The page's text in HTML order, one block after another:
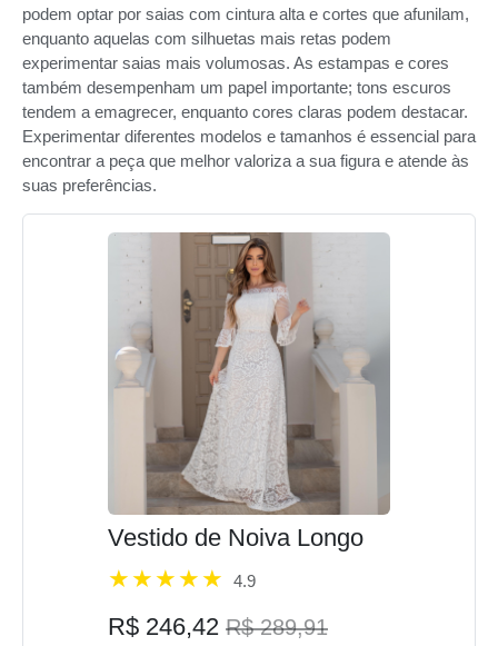
podem optar por saias com cintura alta e cortes que afunilam,
enquanto aquelas com silhuetas mais retas podem
experimentar saias mais volumosas. As estampas e cores
também desempenham um papel importante; tons escuros
tendem a emagrecer, enquanto cores claras podem destacar.
Experimentar diferentes modelos e tamanhos é essencial para
encontrar a peça que melhor valoriza a sua figura e atende às
suas preferências.
Vestido de Noiva Longo
4.9
R$ 246,42 R$ 289,91